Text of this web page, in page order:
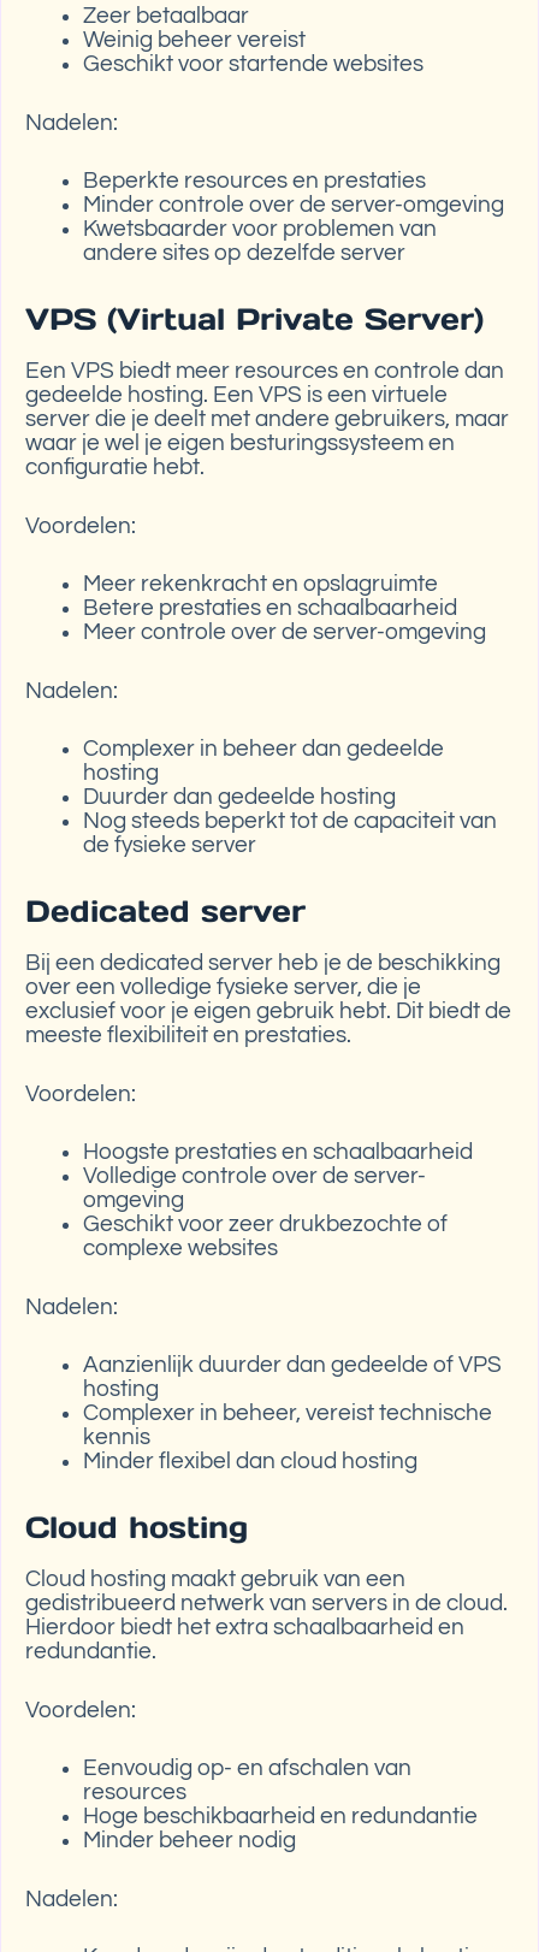
Zeer betaalbaar
Weinig beheer vereist
Geschikt voor startende websites
Nadelen:
Beperkte resources en prestaties
Minder controle over de server-omgeving
Kwetsbaarder voor problemen van
andere sites op dezelfde server
VPS (Virtual Private Server)
Een VPS biedt meer resources en controle dan
gedeelde hosting. Een VPS is een virtuele
server die je deelt met andere gebruikers, maar
waar je wel je eigen besturingssysteem en
configuratie hebt.
Voordelen:
Meer rekenkracht en opslagruimte
Betere prestaties en schaalbaarheid
Meer controle over de server-omgeving
Nadelen:
Complexer in beheer dan gedeelde
hosting
Duurder dan gedeelde hosting
Nog steeds beperkt tot de capaciteit van
de fysieke server
Dedicated server
Bij een dedicated server heb je de beschikking
over een volledige fysieke server, die je
exclusief voor je eigen gebruik hebt. Dit biedt de
meeste flexibiliteit en prestaties.
Voordelen:
Hoogste prestaties en schaalbaarheid
Volledige controle over de server-
omgeving
Geschikt voor zeer drukbezochte of
complexe websites
Nadelen:
Aanzienlijk duurder dan gedeelde of VPS
hosting
Complexer in beheer, vereist technische
kennis
Minder flexibel dan cloud hosting
Cloud hosting
Cloud hosting maakt gebruik van een
gedistribueerd netwerk van servers in de cloud.
Hierdoor biedt het extra schaalbaarheid en
redundantie.
Voordelen:
Eenvoudig op- en afschalen van
resources
Hoge beschikbaarheid en redundantie
Minder beheer nodig
Nadelen: